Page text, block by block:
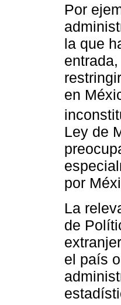
Por
la que
en
Ley de
por
La
de
el país